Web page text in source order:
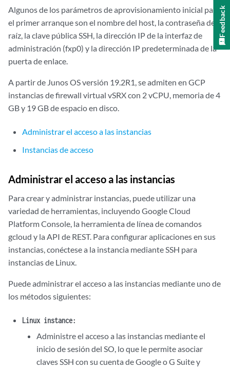
Algunos de los parámetros de aprovisionamiento inicial para
el primer arranque son el nombre del host, la contraseña de
raíz, la clave pública SSH, la dirección IP de la interfaz de
administración (fxp0) y la dirección IP predeterminada de la
puerta de enlace.
A partir de Junos OS versión 19.2R1, se admiten en GCP
instancias de firewall virtual vSRX con 2 vCPU, memoria de 4
GB y 19 GB de espacio en disco.
Administrar el acceso a las instancias
Instancias de acceso
Administrar el acceso a las instancias
Para crear y administrar instancias, puede utilizar una
variedad de herramientas, incluyendo Google Cloud
Platform Console, la herramienta de línea de comandos
gcloud y la API de REST. Para configurar aplicaciones en sus
instancias, conéctese a la instancia mediante SSH para
instancias de Linux.
Puede administrar el acceso a las instancias mediante uno de
los métodos siguientes:
Linux instance:
Administre el acceso a las instancias mediante el
inicio de sesión del SO, lo que le permite asociar
claves SSH con su cuenta de Google o G Suite y
Feedback